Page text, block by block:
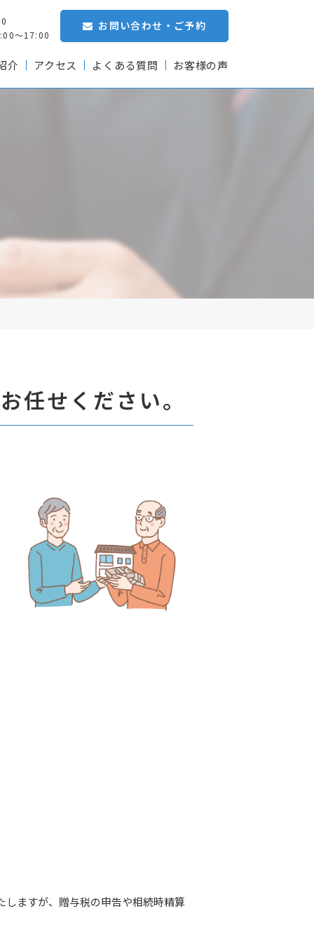
～17:00
お問い合わせ・ご予約
介 アクセス よくある質問 お客様の声
任せください。
しますが、贈与税の申告や相続時精算